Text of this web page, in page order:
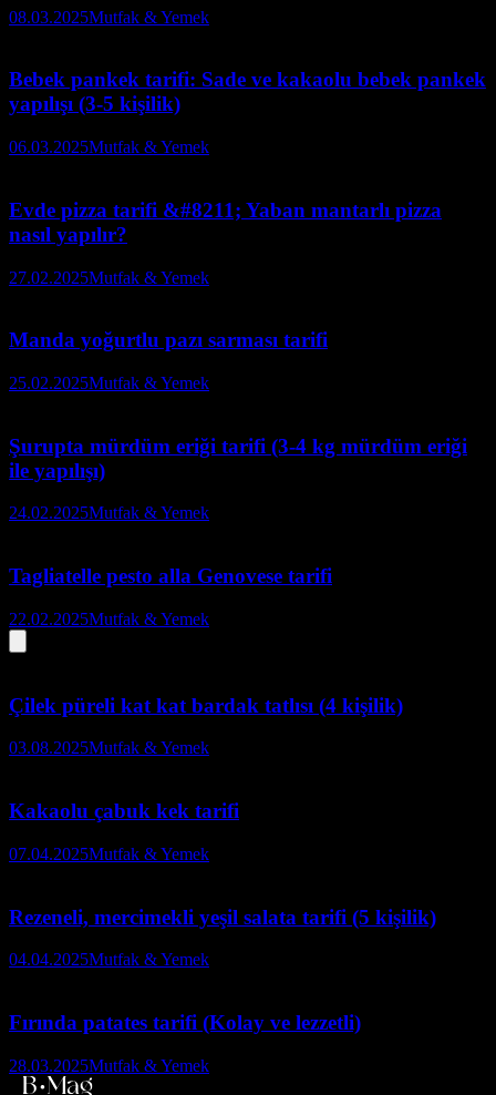
08.03.2025Mutfak & Yemek
Bebek pankek tarifi: Sade ve kakaolu bebek pankek
yapılışı (3-5 kişilik)
06.03.2025Mutfak & Yemek
Evde pizza tarifi &#8211; Yaban mantarlı pizza
nasıl yapılır?
27.02.2025Mutfak & Yemek
Manda yoğurtlu pazı sarması tarifi
25.02.2025Mutfak & Yemek
Şurupta mürdüm eriği tarifi (3-4 kg mürdüm eriği
ile yapılışı)
24.02.2025Mutfak & Yemek
Tagliatelle pesto alla Genovese tarifi
22.02.2025Mutfak & Yemek
Çilek püreli kat kat bardak tatlısı (4 kişilik)
03.08.2025Mutfak & Yemek
Kakaolu çabuk kek tarifi
07.04.2025Mutfak & Yemek
Rezeneli, mercimekli yeşil salata tarifi (5 kişilik)
04.04.2025Mutfak & Yemek
Fırında patates tarifi (Kolay ve lezzetli)
28.03.2025Mutfak & Yemek